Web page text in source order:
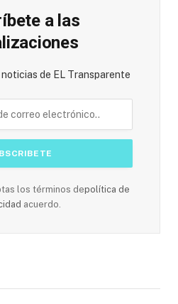
a las
de EL Transparente
los términos depolítica de
acuerdo.